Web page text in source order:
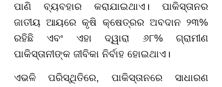
ପାଣି ବ୍ୟବହାର କରାଯାଇଥାଏ। ପାକିସ୍ତାନର
ଜାତୀୟ ଆୟରେ କୃଷି କ୍ଷେତ୍ରର ଅବଦାନ ୨୩%
ରହିଛି ଏବଂ ଏହା ଦ୍ୱାରା ୬୮% ଗ୍ରାମୀଣ
ପାକିସ୍ତାନୀଙ୍କ ଜୀବିକା ନିର୍ବାହ ହୋଇଥାଏ।
ଏଭଳି ପରିସ୍ଥିତିରେ, ପାକିସ୍ତାନରେ ସାଧାରଣ